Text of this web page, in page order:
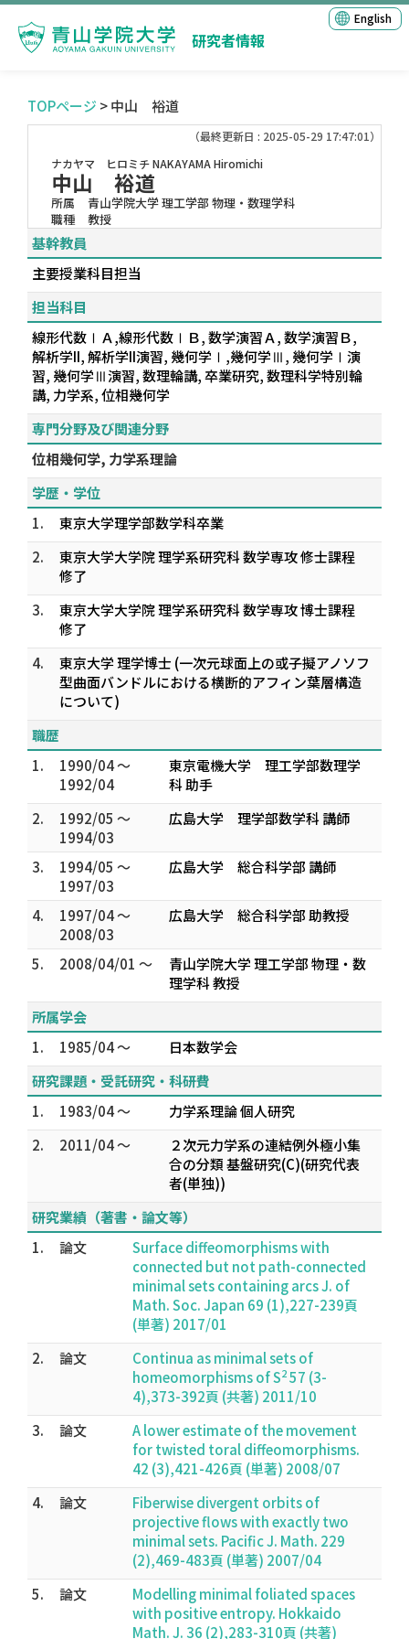
研究者情報
English
TOPページ > 中山 裕道
（最終更新日 : 2025-05-29 17:47:01）
ナカヤマ ヒロミチNAKAYAMA Hiromichi
中山 裕道
所属
青山学院大学 理工学部 物理・数理学科
職種
教授
基幹教員
主要授業科目担当
担当科目
線形代数ⅠＡ,線形代数ⅠＢ, 数学演習Ａ, 数学演習Ｂ,
解析学II, 解析学II演習, 幾何学Ⅰ,幾何学Ⅲ, 幾何学Ⅰ演
習, 幾何学Ⅲ演習, 数理輪講, 卒業研究, 数理科学特別輪
講, 力学系, 位相幾何学
専門分野及び関連分野
位相幾何学, 力学系理論
学歴・学位
1.
東京大学理学部数学科卒業
2.
東京大学大学院 理学系研究科 数学専攻 修士課程
修了
3.
東京大学大学院 理学系研究科 数学専攻 博士課程
修了
4.
東京大学 理学博士 (一次元球面上の或子擬アノソフ
型曲面バンドルにおける横断的アフィン葉層構造
について)
職歴
1.
1990/04 ～
1992/04
東京電機大学 理工学部数理学
科 助手
2.
1992/05 ～
1994/03
広島大学 理学部数学科 講師
3.
1994/05 ～
1997/03
広島大学 総合科学部 講師
4.
1997/04 ～
2008/03
広島大学 総合科学部 助教授
5. 2008/04/01 ～
青山学院大学 理工学部 物理・数
理学科 教授
所属学会
1.
1985/04 ～
日本数学会
研究課題・受託研究・科研費
1.
1983/04 ～
力学系理論 個人研究
2.
2011/04 ～
２次元力学系の連結例外極小集
合の分類 基盤研究(C)(研究代表
者(単独))
研究業績（著書・論文等）
1.
論文
Surface diffeomorphisms with
connected but not path-connected
minimal sets containing arcs J. of
Math. Soc. Japan 69 (1),227-239頁
(単著) 2017/01
2.
論文
Continua as minimal sets of
homeomorphisms of S257 (3-
4),373-392頁 (共著) 2011/10
3.
論文
A lower estimate of the movement
for twisted toral diffeomorphisms.
42 (3),421-426頁 (単著) 2008/07
4.
論文
Fiberwise divergent orbits of
projective flows with exactly two
minimal sets. Pacific J. Math. 229
(2),469-483頁 (単著) 2007/04
5.
論文
Modelling minimal foliated spaces
with positive entropy. Hokkaido
Math. J. 36 (2),283-310頁 (共著)